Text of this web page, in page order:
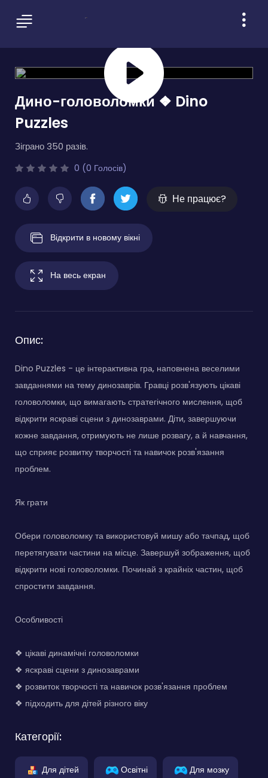
Дино-головоломки ❖ Dino
Puzzles
Зіграно 350 разів.
0 (0 Голосів)
Не працює?
Відкрити в новому вікні
На весь екран
Опис:
Dino Puzzles - це інтерактивна гра, наповнена веселими
завданнями на тему динозаврів. Гравці розв'язують цікаві
головоломки, що вимагають стратегічного мислення, щоб
відкрити яскраві сцени з динозаврами. Діти, завершуючи
кожне завдання, отримують не лише розвагу, а й навчання,
що сприяє розвитку творчості та навичок розв'язання
проблем.
Як грати
Обери головоломку та використовуй мишу або тачпад, щоб
перетягувати частини на місце. Завершуй зображення, щоб
відкрити нові головоломки. Починай з крайніх частин, щоб
спростити завдання.
Особливості
❖ цікаві динамічні головоломки
❖ яскраві сцени з динозаврами
❖ розвиток творчості та навичок розв'язання проблем
❖ підходить для дітей різного віку
Категорії:
Для дітей Освітні Для мозку